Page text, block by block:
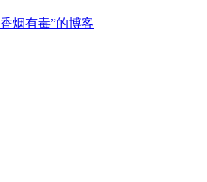
烟有毒”的博客